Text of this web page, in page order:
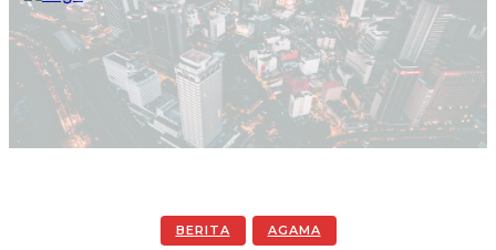
BERITA AGAMA